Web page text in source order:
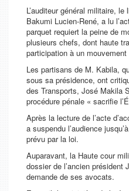
L’auditeur général militaire,
Bakumi Lucien-René, a lu
parquet requiert la peine de
plusieurs chefs, dont haute
participation à un
Les partisans de M. Kabila,
sous sa présidence, ont
des Transports, José Makila
procédure pénale « sacrifie
Après la lecture de l’acte
a suspendu l’audience
prévu par la loi.
Auparavant, la Haute cour
dossier de l’ancien
demande de ses avocats.